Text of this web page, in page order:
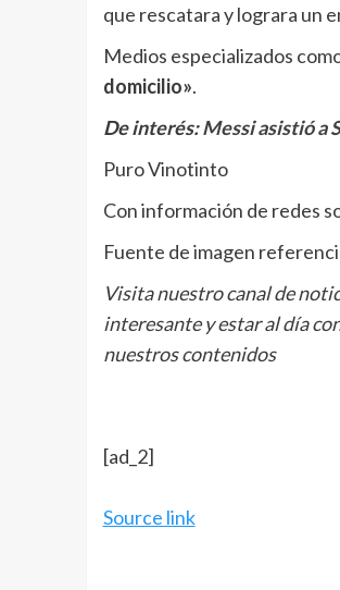
que rescatara y lograra un
Medios especializados
domicilio».
De interés:Messi asistió a
Puro Vinotinto
Con información de redes
Fuente de imagen
Visita nuestro canal de
interesante y estar al día
nuestros contenidos
[ad_2]
Source link